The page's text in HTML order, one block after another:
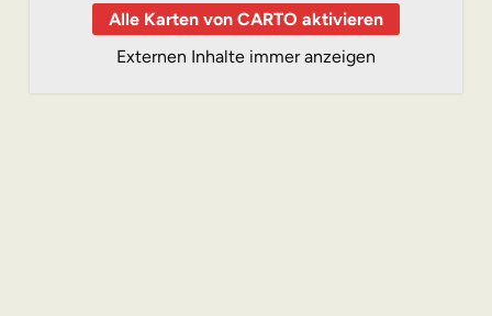
Alle Karten von CARTO aktivieren
Externen Inhalte immer anzeigen